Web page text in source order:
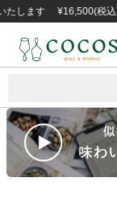
す ¥16,500(税込)以上